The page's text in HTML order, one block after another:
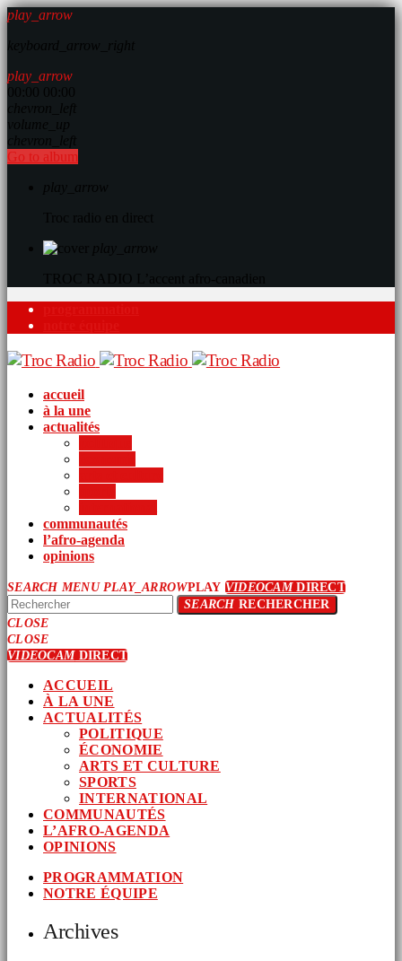
play_arrow
play_arrow
Go to album
accueil
à la une
actualités
communautés
l’afro-agenda
opinions
SEARCH MENU PLAY_ARROWPLAY VIDEOCAMDIRECT
SEARCHRECHERCHER
CLOSE
CLOSE
VIDEOCAMDIRECT
ACCUEIL
À LA UNE
ACTUALITÉS
POLITIQUE
ÉCONOMIE
ARTS ET CULTURE
SPORTS
INTERNATIONAL
COMMUNAUTÉS
L’AFRO-AGENDA
OPINIONS
PROGRAMMATION
NOTRE ÉQUIPE
Archives